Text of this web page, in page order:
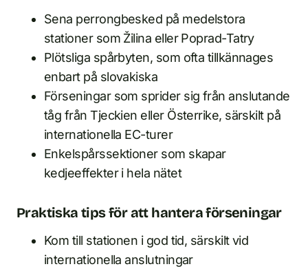
Sena perrong­besked på medelstora
stationer som Žilina eller Poprad-Tatry
Plötsliga spårbyten, som ofta tillkännages
enbart på slovakiska
Förseningar som sprider sig från anslutande
tåg från Tjeckien eller Österrike, särskilt på
internationella EC-turer
Enkelspårssektioner som skapar
kedjeeffekter i hela nätet
Praktiska tips för att hantera förseningar
Kom till stationen i god tid, särskilt vid
internationella anslutningar